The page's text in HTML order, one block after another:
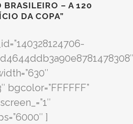
BRASILEIRO – A 120
DA COPA”
bgcolor=”FFFFFF”
]